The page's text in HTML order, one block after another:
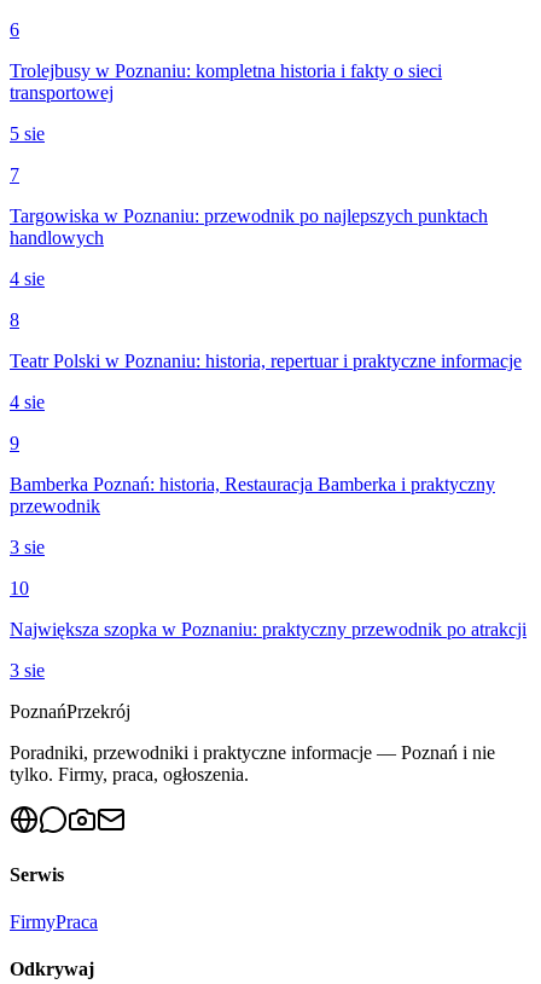
6
Trolejbusy w Poznaniu: kompletna historia i fakty o sieci
transportowej
5 sie
7
Targowiska w Poznaniu: przewodnik po najlepszych punktach
handlowych
4 sie
8
Teatr Polski w Poznaniu: historia, repertuar i praktyczne informacje
4 sie
9
Bamberka Poznań: historia, Restauracja Bamberka i praktyczny
przewodnik
3 sie
10
Największa szopka w Poznaniu: praktyczny przewodnik po atrakcji
3 sie
PoznańPrzekrój
Poradniki, przewodniki i praktyczne informacje — Poznań i nie
tylko. Firmy, praca, ogłoszenia.
Serwis
FirmyPraca
Odkrywaj